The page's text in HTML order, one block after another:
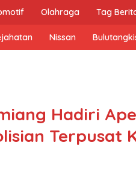
Olahraga Tag
Nissan
Hadiri
Terpusat